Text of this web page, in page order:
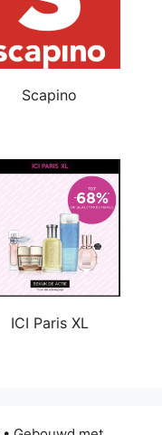
Scapino
ICI Paris XL